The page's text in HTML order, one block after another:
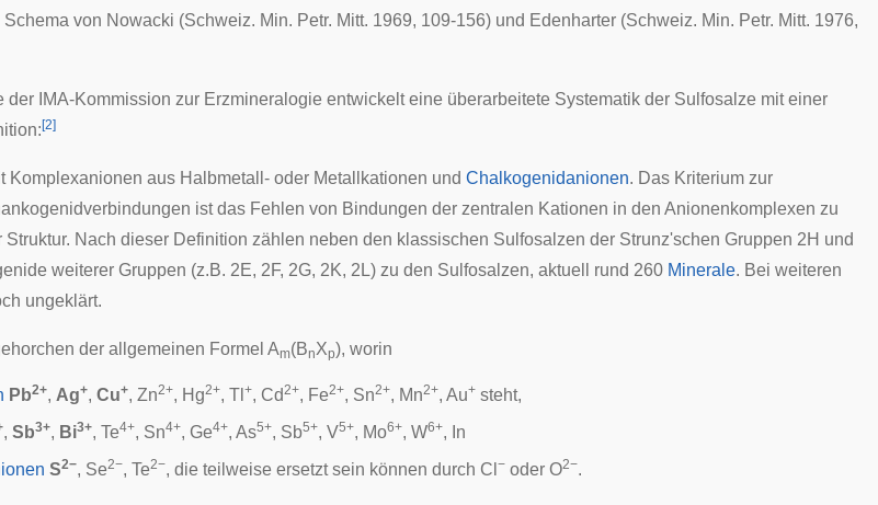
von Nowacki (Schweiz. Min. Petr. Mitt. 1969, 109-156) und Edenharter (Schweiz. Min. Petr. Mitt. 1976,
der IMA-Kommission zur Erzmineralogie entwickelt eine überarbeitete Systematik der Sulfosalze mit einer
[2]
Komplexanionen aus Halbmetall- oder Metallkationen und Chalkogenidanionen. Das Kriterium zur
ist das Fehlen von Bindungen der zentralen Kationen in den Anionenkomplexen zu
Nach dieser Definition zählen neben den klassischen Sulfosalzen der Strunz'schen Gruppen 2H und
weiterer Gruppen (z.B. 2E, 2F, 2G, 2K, 2L) zu den Sulfosalzen, aktuell rund 260 Minerale. Bei weiteren
ungeklärt.
der allgemeinen Formel Am(BnXp), worin
Pb2+, Ag+, Cu+, Zn2+, Hg2+, Tl +, Cd2+, Fe2+, Sn2+, Mn2+, Au+ steht,
, Sb3+, Bi3+, Te4+, Sn4+, Ge4+, As5+, Sb5+, V5+, Mo6+, W6+, In
S2−, Se2−, Te2−, die teilweise ersetzt sein können durch Cl − oder O2−.